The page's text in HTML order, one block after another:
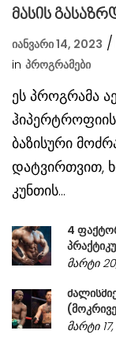
მასის
იანვარი 14, 2023
in Პროგრამები
ეს პროგრამა
ჰიპერტროფიის
ბაზისური
დატვირთვით,
კუნთის...
4
მარტი
მარტი